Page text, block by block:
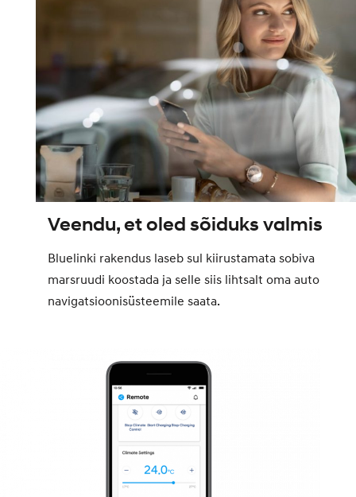
Veendu, et oled sõiduks valmis
Bluelinki rakendus laseb sul kiirustamata sobiva
marsruudi koostada ja selle siis lihtsalt oma auto
navigatsioonisüsteemile saata.